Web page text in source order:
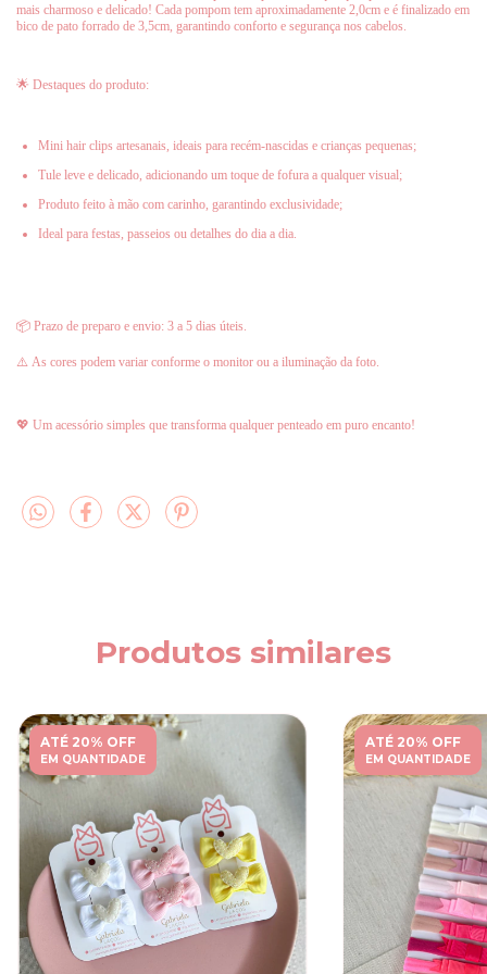
mais charmoso e delicado! Cada pompom tem aproximadamente 2,0cm e é finalizado em
bico de pato forrado de 3,5cm, garantindo conforto e segurança nos cabelos.
🌟 Destaques do produto:
Mini hair clips artesanais, ideais para recém-nascidas e crianças pequenas;
Tule leve e delicado, adicionando um toque de fofura a qualquer visual;
Produto feito à mão com carinho, garantindo exclusividade;
Ideal para festas, passeios ou detalhes do dia a dia.
📦 Prazo de preparo e envio: 3 a 5 dias úteis.
⚠️ As cores podem variar conforme o monitor ou a iluminação da foto.
💖 Um acessório simples que transforma qualquer penteado em puro encanto!
Produtos similares
ATÉ 20% OFF
EM QUANTIDADE
ATÉ 20% OFF
EM QUANTIDADE